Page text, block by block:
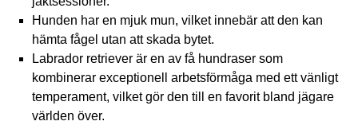
Hunden har en mjuk mun, vilket innebär att den kan
hämta fågel utan att skada bytet.
Labrador retriever är en av få hundraser som
kombinerar exceptionell arbetsförmåga med ett vänligt
temperament, vilket gör den till en favorit bland jägare
världen över.